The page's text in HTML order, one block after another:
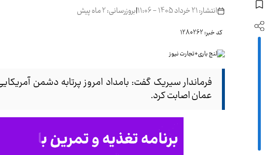
انتشار: 21 خرداد 1405 - 11:06 |بروزرسانی: 2 ماه پیش
کد خبر: 1280262
فرماندار سیریک گفت: بامداد امروز پرتابه دشمن
عمان اصابت کرد.